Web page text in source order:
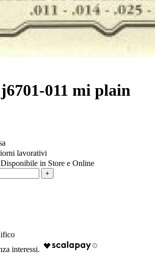
011 mi plain
lavorativi
Disponibile in Store e Online
+